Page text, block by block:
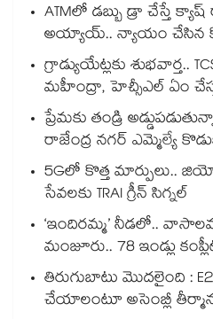
ATMలో డబ్బు డ్రా చేస్తే
అయ్యాయ్.. న్యాయం చేసిన
గ్రాడ్యుయేట్లకు శుభవార్త..
మహీంద్రా, హెచ్సీఎల్ ఏం
ప్రేమకు తండ్రి
రాజేంద్ర నగర్ ఎమ్మెల్యే
5Gలో కొత్త మార్పులు..
సేవలకు TRAI గ్రీన్ సిగ్నల్
‘ఇందిరమ్మ’ నీడలో..
మంజూరు.. 78 ఇండ్లు
తిరుగుబాటు మొదలైంది :
చేయాలంటూ అసెంబ్లీ